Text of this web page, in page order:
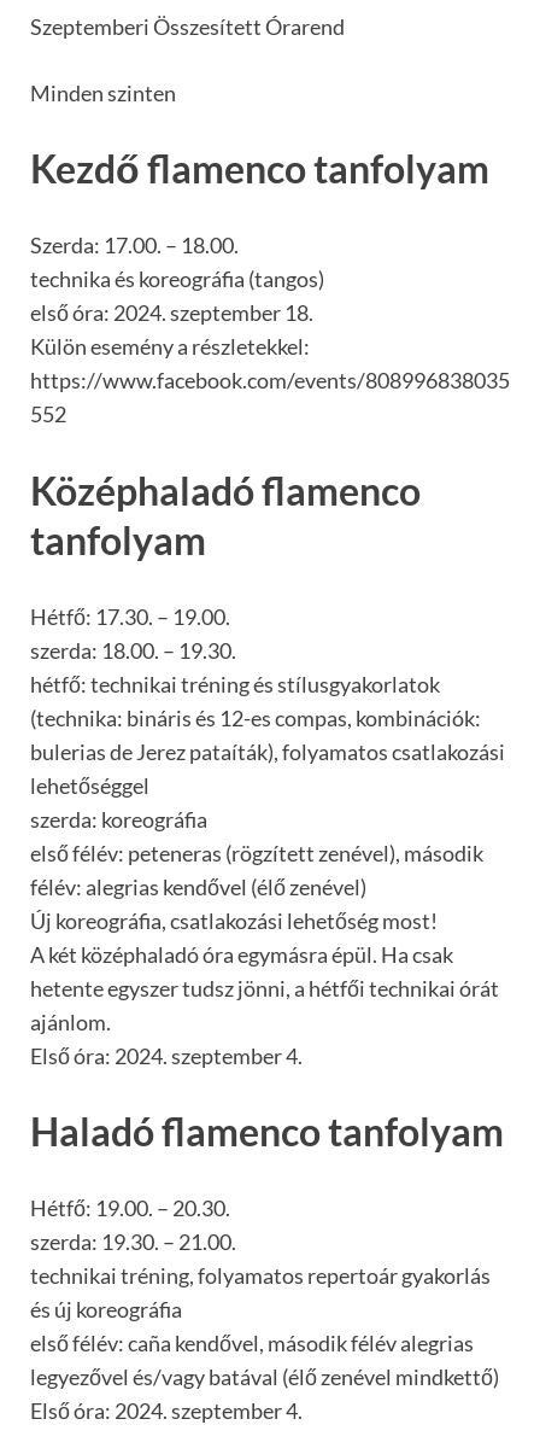
Szeptemberi Összesített Órarend
Minden szinten
Kezdő flamenco tanfolyam
Szerda: 17.00. – 18.00.
technika és koreográfia (tangos)
első óra: 2024. szeptember 18.
Külön esemény a részletekkel:
https://www.facebook.com/events/808996838035
552
Középhaladó flamenco
tanfolyam
Hétfő: 17.30. – 19.00.
szerda: 18.00. – 19.30.
hétfő: technikai tréning és stílusgyakorlatok
(technika: bináris és 12-es compas, kombinációk:
bulerias de Jerez pataíták), folyamatos csatlakozási
lehetőséggel
szerda: koreográfia
első félév: peteneras (rögzített zenével), második
félév: alegrias kendővel (élő zenével)
Új koreográfia, csatlakozási lehetőség most!
A két középhaladó óra egymásra épül. Ha csak
hetente egyszer tudsz jönni, a hétfői technikai órát
ajánlom.
Első óra: 2024. szeptember 4.
Haladó flamenco tanfolyam
Hétfő: 19.00. – 20.30.
szerda: 19.30. – 21.00.
technikai tréning, folyamatos repertoár gyakorlás
és új koreográfia
első félév: caña kendővel, második félév alegrias
legyezővel és/vagy batával (élő zenével mindkettő)
Első óra: 2024. szeptember 4.